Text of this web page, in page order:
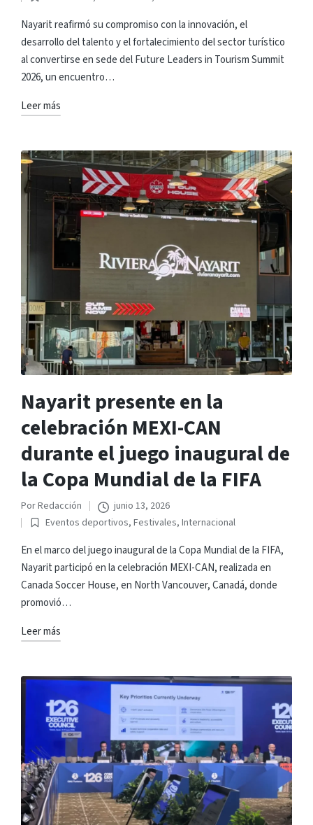
porPublicado
en
Nayarit reafirmó su compromiso con la innovación, el
desarrollo del talento y el fortalecimiento del sector turístico
al convertirse en sede del Future Leaders in Tourism Summit
2026, un encuentro…
Leer más
Nayarit presente en la
celebración MEXI-CAN
durante el juego inaugural de
la Copa Mundial de la FIFA
Publicado
por
PorRedacción
junio 13, 2026
Publicado
en
Eventos deportivos, Festivales, Internacional
En el marco del juego inaugural de la Copa Mundial de la FIFA,
Nayarit participó en la celebración MEXI-CAN, realizada en
Canada Soccer House, en North Vancouver, Canadá, donde
promovió…
Leer más